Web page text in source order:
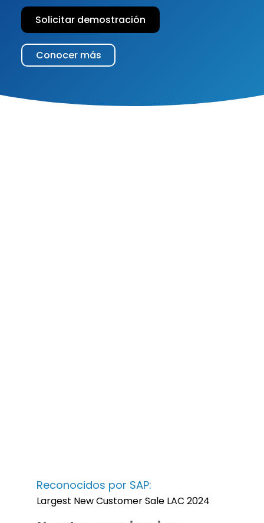
Solicitar demostración
Conocer más
Reconocidos por SAP:
Largest New Customer Sale LAC 2024